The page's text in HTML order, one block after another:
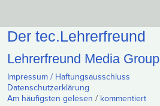
Der tec.Lehrerfreund
Lehrerfreund Media Group
Impressum / Haftungsausschluss
Datenschutzerklärung
Am häufigsten gelesen / kommentiert